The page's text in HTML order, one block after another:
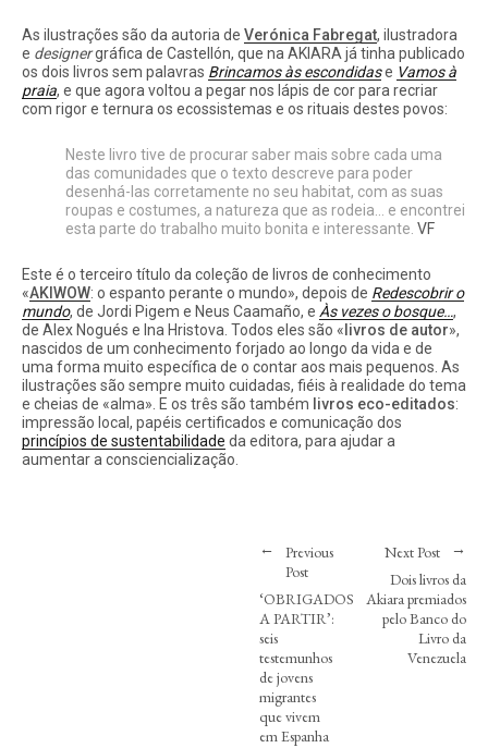
As ilustrações são da autoria de Verónica Fabregat, ilustradora
e designergráfica de Castellón, que na AKIARA já tinha publicado
os dois livros sem palavras Brincamos às escondidase Vamos à
praia, e que agora voltou a pegar nos lápis de cor para recriar
com rigor e ternura os ecossistemas e os rituais destes povos:
Neste livro tive de procurar saber mais sobre cada uma
das comunidades que o texto descreve para poder
desenhá-las corretamente no seu habitat, com as suas
roupas e costumes, a natureza que as rodeia… e encontrei
esta parte do trabalho muito bonita e interessante. VF
Este é o terceiro título da coleção de livros de conhecimento
«AKIWOW: o espanto perante o mundo», depois de Redescobrir o
mundo, de Jordi Pigem e Neus Caamaño, e Às vezes o bosque…,
de Alex Nogués e Ina Hristova. Todos eles são « livros de autor»,
nascidos de um conhecimento forjado ao longo da vida e de
uma forma muito específica de o contar aos mais pequenos. As
ilustrações são sempre muito cuidadas, fiéis à realidade do tema
e cheias de «alma». E os três são também livros eco-editados:
impressão local, papéis certificados e comunicação dos
princípios de sustentabilidade da editora, para ajudar a
aumentar a consciencialização.
Previous
Post
‘OBRIGADOS
A PARTIR’:
seis
testemunhos
de jovens
migrantes
que vivem
em Espanha
Next Post
Dois livros da
Akiara premiados
pelo Banco do
Livro da
Venezuela